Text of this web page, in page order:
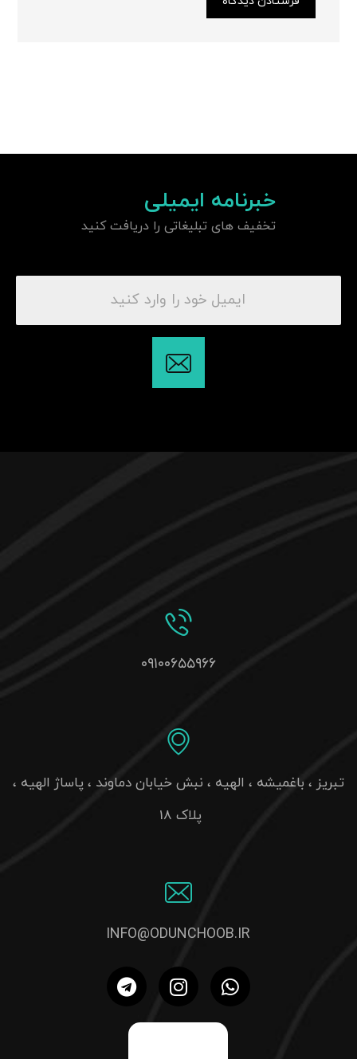
خبرنامه ایمیلی
تخفیف های تبلیغاتی را دریافت کنید
۰۹۱۰۰۶۵۵۹۶۶
تبریز ، باغمیشه ، الهیه ، نبش خیابان دماوند ، پاساژ الهیه ،
پلاک 18
INFO@ODUNCHOOB.IR